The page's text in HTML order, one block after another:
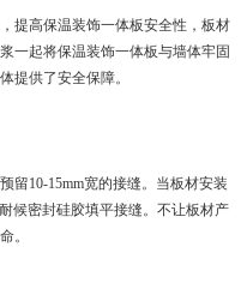
提高保温装饰一体板安全性，板材
一起将保温装饰一体板与墙体牢固
提供了安全保障。
留10-15mm宽的接缝。当板材安装
候密封硅胶填平接缝。不让板材产
。